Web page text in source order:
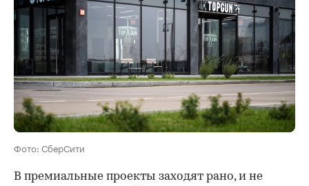
Фото: СберСити
В премиальные проекты заходят рано, и не